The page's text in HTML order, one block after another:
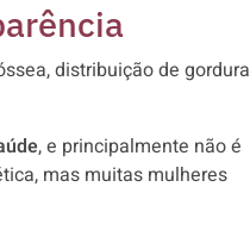
distribuição de gordura
, e principalmente não é
mas muitas mulheres